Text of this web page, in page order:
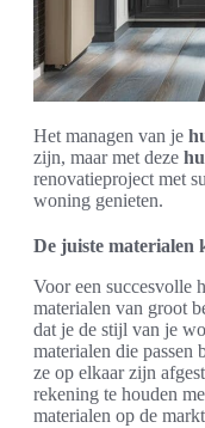
Het managen van je
zijn, maar met deze
renovatieproject met
woning genieten.
De juiste materialen
Voor een succesvolle
materialen van groot
dat je de stijl van je
materialen die passen
ze op elkaar zijn
rekening te houden
materialen op de